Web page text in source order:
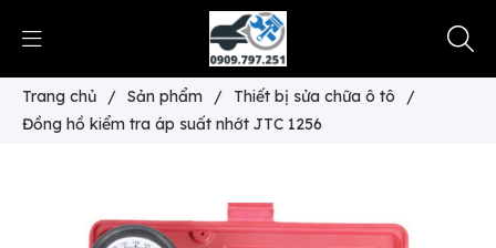
Trang chủ / Sản phẩm / Thiết bị sửa chữa ô tô
/
Đồng hồ kiểm tra áp suất nhớt JTC 1256